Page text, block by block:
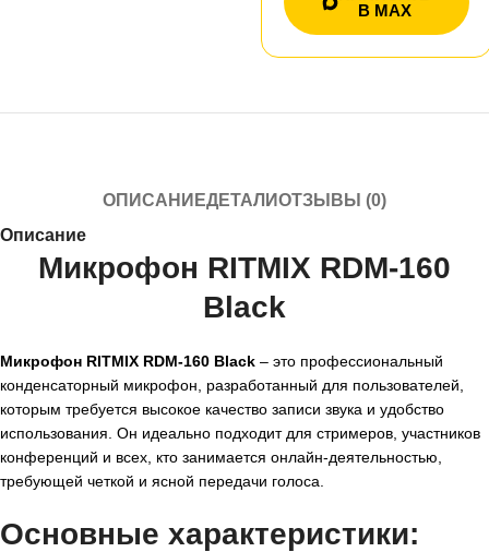
В MAX
ОПИСАНИЕДЕТАЛИОТЗЫВЫ (0)
Описание
Микрофон RITMIX RDM-160
Black
Микрофон RITMIX RDM-160 Black – это профессиональный
конденсаторный микрофон, разработанный для пользователей,
которым требуется высокое качество записи звука и удобство
использования. Он идеально подходит для стримеров, участников
конференций и всех, кто занимается онлайн-деятельностью,
требующей четкой и ясной передачи голоса.
Основные характеристики: